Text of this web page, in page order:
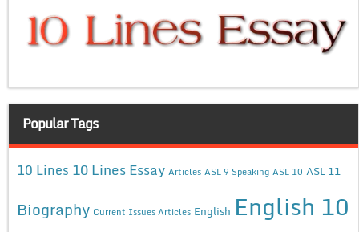
Popular Tags
10 Lines 10 Lines Essay Articles ASL 9 Speaking ASL 10 ASL 11
Biography Current Issues Articles English English 10